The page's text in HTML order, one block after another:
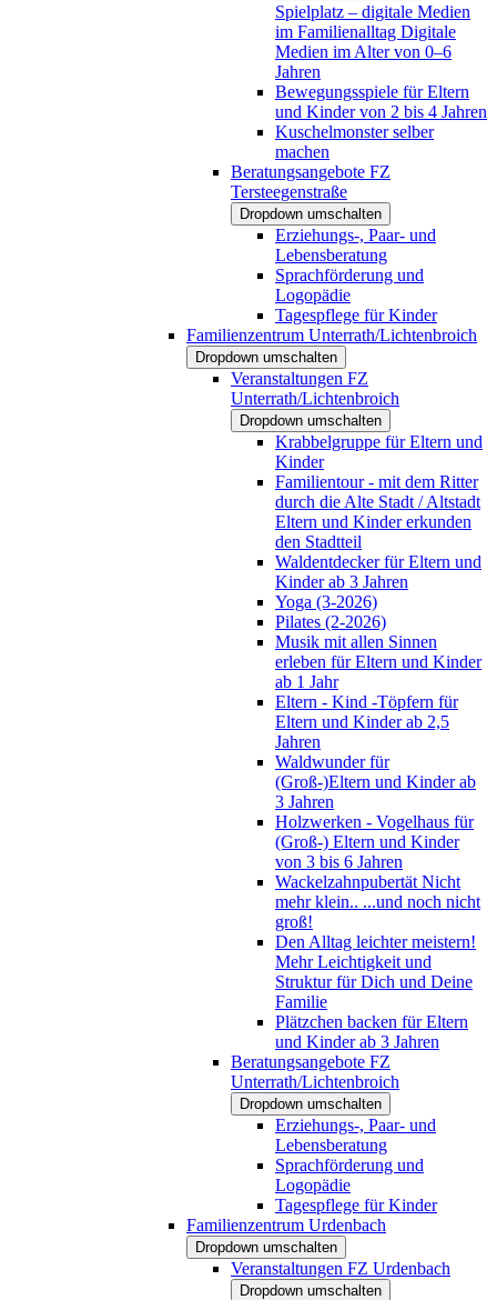
Spielplatz – digitale Medien
im Familienalltag Digitale
Medien im Alter von 0–6
Jahren
Bewegungsspiele für Eltern
und Kinder von 2 bis 4 Jahren
Kuschelmonster selber
machen
Beratungsangebote FZ
Tersteegenstraße
Dropdown umschalten
Erziehungs-, Paar- und
Lebensberatung
Sprachförderung und
Logopädie
Tagespflege für Kinder
Familienzentrum Unterrath/Lichtenbroich
Dropdown umschalten
Veranstaltungen FZ
Unterrath/Lichtenbroich
Dropdown umschalten
Krabbelgruppe für Eltern und
Kinder
Familientour - mit dem Ritter
durch die Alte Stadt / Altstadt
Eltern und Kinder erkunden
den Stadtteil
Waldentdecker für Eltern und
Kinder ab 3 Jahren
Yoga (3-2026)
Pilates (2-2026)
Musik mit allen Sinnen
erleben für Eltern und Kinder
ab 1 Jahr
Eltern - Kind -Töpfern für
Eltern und Kinder ab 2,5
Jahren
Waldwunder für
(Groß-)Eltern und Kinder ab
3 Jahren
Holzwerken - Vogelhaus für
(Groß-) Eltern und Kinder
von 3 bis 6 Jahren
Wackelzahnpubertät Nicht
mehr klein.. ...und noch nicht
groß!
Den Alltag leichter meistern!
Mehr Leichtigkeit und
Struktur für Dich und Deine
Familie
Plätzchen backen für Eltern
und Kinder ab 3 Jahren
Beratungsangebote FZ
Unterrath/Lichtenbroich
Dropdown umschalten
Erziehungs-, Paar- und
Lebensberatung
Sprachförderung und
Logopädie
Tagespflege für Kinder
Familienzentrum Urdenbach
Dropdown umschalten
Veranstaltungen FZ Urdenbach
Dropdown umschalten